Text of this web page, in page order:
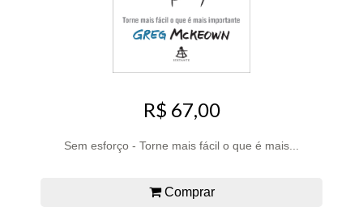
R$ 67,00
Sem esforço - Torne mais fácil o que é mais...
Comprar